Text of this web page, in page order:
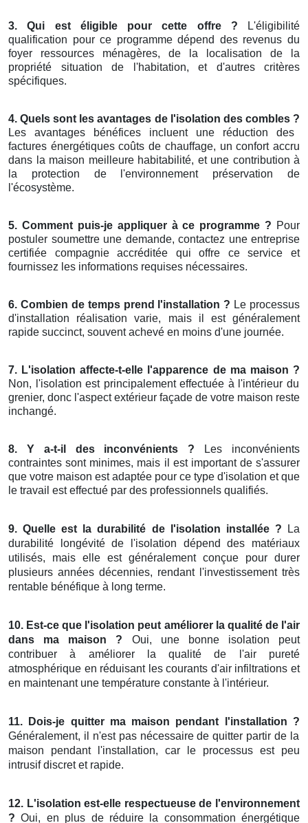
3. Qui est éligible pour cette offre ? L'éligibilité
qualification pour ce programme dépend des revenus du
foyer ressources ménagères, de la localisation de la
propriété situation de l'habitation, et d'autres critères
spécifiques.
4. Quels sont les avantages de l'isolation des combles ?
Les avantages bénéfices incluent une réduction des
factures énergétiques coûts de chauffage, un confort accru
dans la maison meilleure habitabilité, et une contribution à
la protection de l'environnement préservation de
l'écosystème.
5. Comment puis-je appliquer à ce programme ? Pour
postuler soumettre une demande, contactez une entreprise
certifiée compagnie accréditée qui offre ce service et
fournissez les informations requises nécessaires.
6. Combien de temps prend l'installation ? Le processus
d'installation réalisation varie, mais il est généralement
rapide succinct, souvent achevé en moins d'une journée.
7. L'isolation affecte-t-elle l'apparence de ma maison ?
Non, l'isolation est principalement effectuée à l'intérieur du
grenier, donc l'aspect extérieur façade de votre maison reste
inchangé.
8. Y a-t-il des inconvénients ? Les inconvénients
contraintes sont minimes, mais il est important de s'assurer
que votre maison est adaptée pour ce type d'isolation et que
le travail est effectué par des professionnels qualifiés.
9. Quelle est la durabilité de l'isolation installée ? La
durabilité longévité de l'isolation dépend des matériaux
utilisés, mais elle est généralement conçue pour durer
plusieurs années décennies, rendant l'investissement très
rentable bénéfique à long terme.
10. Est-ce que l'isolation peut améliorer la qualité de l'air
dans ma maison ? Oui, une bonne isolation peut
contribuer à améliorer la qualité de l'air pureté
atmosphérique en réduisant les courants d'air infiltrations et
en maintenant une température constante à l'intérieur.
11. Dois-je quitter ma maison pendant l'installation ?
Généralement, il n'est pas nécessaire de quitter partir de la
maison pendant l'installation, car le processus est peu
intrusif discret et rapide.
12. L'isolation est-elle respectueuse de l'environnement
? Oui, en plus de réduire la consommation énergétique